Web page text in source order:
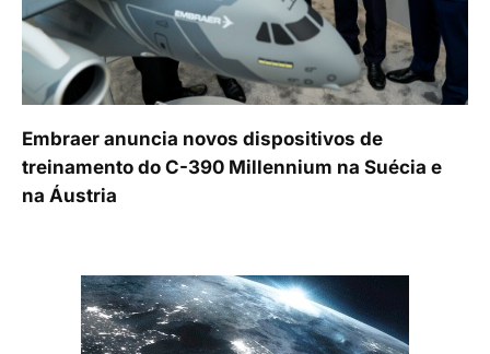
Embraer anuncia novos dispositivos de
treinamento do C-390 Millennium na Suécia e
na Áustria